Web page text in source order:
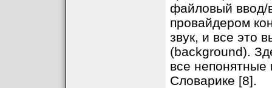
файловый ввод/
провайдером
звук, и все это
(background).
все
Словарике [8].